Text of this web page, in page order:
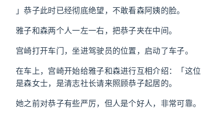
」恭子此时已经彻底绝望，不敢看森阿姨的脸。
雅子和森两个人一左一右，把恭子夹在中间。
宫崎打开车门，坐进驾驶员的位置，启动了车子。
在车上，宫崎开始给雅子和森进行互相介绍：「这位
是森女士，是清志社长请来照顾恭子起居的。
她之前对恭子有些严厉，但人是个好人，非常可靠。